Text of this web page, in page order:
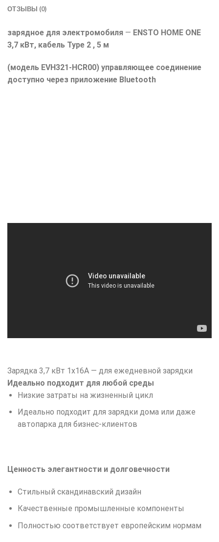
ОТЗЫВЫ (0)
зарядное для электромобиля — ENSTO HOME ONE
3,7 кВт, кабель Type 2 , 5 м
(модель EVH321-HCR00) управляющее соединение
доступно через приложение Bluetooth
Зарядка 3,7 кВт 1x16A — для ежедневной зарядки
Идеально подходит для любой среды
Низкие затраты на жизненный цикл
Идеально подходит для зарядки дома или даже
автопарка для бизнес-клиентов
Ценность элегантности и долговечности
Стильный скандинавский дизайн
Качественные промышленные компоненты
Полностью соответствует европейским нормам